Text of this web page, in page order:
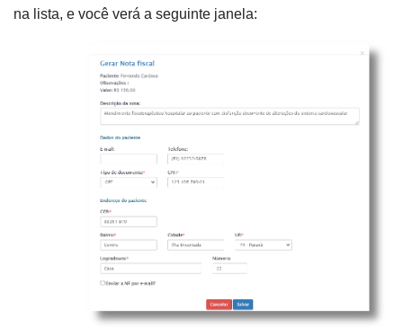
na lista, e você verá a seguinte janela: